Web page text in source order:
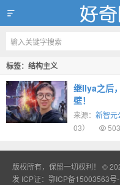
好奇网
标签：结构主义
继Ilya之后
壁！
来源： 新智元
03）
版权所有，保留一切权利！ ©
发 ICP证：鄂ICP备15003563号-